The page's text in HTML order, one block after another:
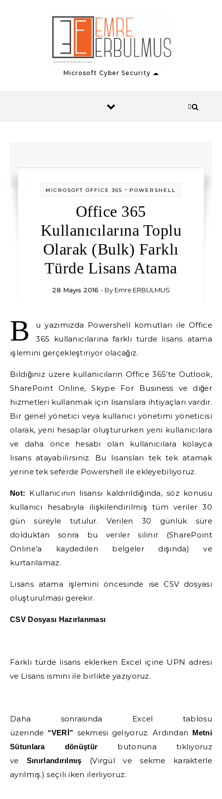
Microsoft Cyber Security ☁
MİCROSOFT OFFİCE 365 - POWERSHELL
Office 365
Kullanıcılarına Toplu
Olarak (Bulk) Farklı
Türde Lisans Atama
28 Mayıs 2016 - By Emre ERBULMUS
B
u yazımızda Powershell komutları ile Office
365 kullanıcılarına farklı türde lisans atama
işlemini gerçekleştiriyor olacağız.
Bildiğiniz üzere kullanıcıların Office 365’te Outlook,
SharePoint Online, Skype For Business ve diğer
hizmetleri kullanmak için lisanslara ihtiyaçları vardır.
Bir genel yönetici veya kullanıcı yönetimi yöneticisi
olarak, yeni hesaplar oluştururken yeni kullanıcılara
ve daha önce hesabı olan kullanıcılara kolayca
lisans atayabilirsiniz. Bu lisansları tek tek atamak
yerine tek seferde Powershell ile ekleyebiliyoruz.
Not: Kullanıcının lisansı kaldırıldığında, söz konusu
kullanıcı hesabıyla ilişkilendirilmiş tüm veriler 30
gün süreyle tutulur. Verilen 30 günlük süre
dolduktan sonra bu veriler silinir (SharePoint
Online’a kaydedilen belgeler dışında) ve
kurtarılamaz.
Lisans atama işlemini öncesinde ise CSV dosyası
oluşturulması gerekir.
CSV Dosyası Hazırlanması
Farklı türde lisans eklerken Excel içine UPN adresi
ve Lisans ismini ile birlikte yazıyoruz.
Daha sonrasında Excel tablosu
üzerinde “VERİ” sekmesi geliyoruz. Ardından Metni
Sütunlara dönüştür butonuna tıklıyoruz
ve Sınırlandırılmış (Virgül ve sekme karakterle
ayrılmış.) seçili iken ilerliyoruz.